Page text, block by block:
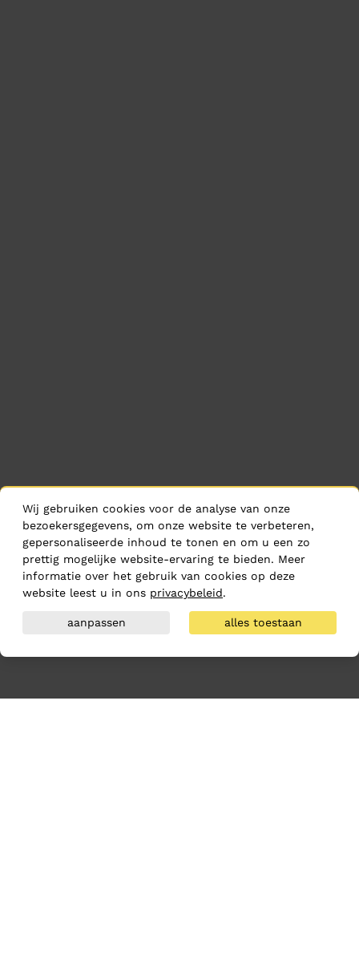
Wij gebruiken cookies voor de analyse van onze
bezoekersgegevens, om onze website te verbeteren,
gepersonaliseerde inhoud te tonen en om u een zo
prettig mogelijke website-ervaring te bieden. Meer
informatie over het gebruik van cookies op deze
website leest u in ons privacybeleid.
aanpassen alles toestaan